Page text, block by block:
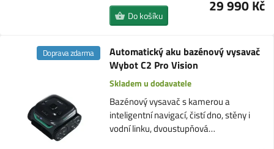
29 990 Kč
Do košíku
Automatický aku bazénový vysavač
Wybot C2 Pro Vision
Doprava zdarma
Skladem u dodavatele
Bazénový vysavač s kamerou a
inteligentní navigací, čistí dno, stěny i
vodní linku, dvoustupňová…